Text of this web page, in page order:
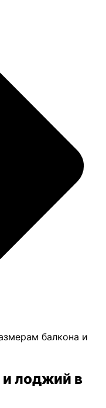
балкона и
и лоджий в